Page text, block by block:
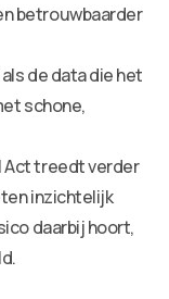
betrouwbaarder
de data die het
schone,
Act treedt verder
inzichtelijk
daarbij hoort,